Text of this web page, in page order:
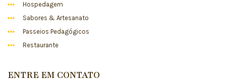
Hospedagem
Sabores & Artesanato
Passeios Pedagógicos
Restaurante
ENTRE EM CONTATO